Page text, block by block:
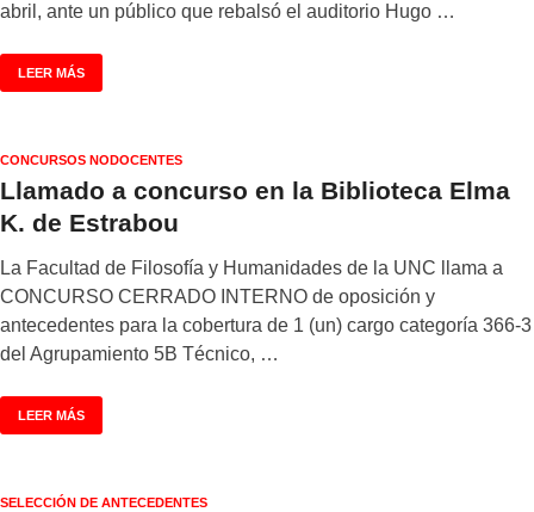
abril, ante un público que rebalsó el auditorio Hugo …
LEER MÁS
CONCURSOS NODOCENTES
Llamado a concurso en la Biblioteca Elma
K. de Estrabou
La Facultad de Filosofía y Humanidades de la UNC llama a
CONCURSO CERRADO INTERNO de oposición y
antecedentes para la cobertura de 1 (un) cargo categoría 366-3
del Agrupamiento 5B Técnico, …
LEER MÁS
SELECCIÓN DE ANTECEDENTES